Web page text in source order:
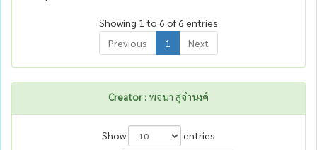
Showing 1 to 6 of 6 entries
Previous
1 Next
Creator : พจนา สุจำนงค์
Show
entries